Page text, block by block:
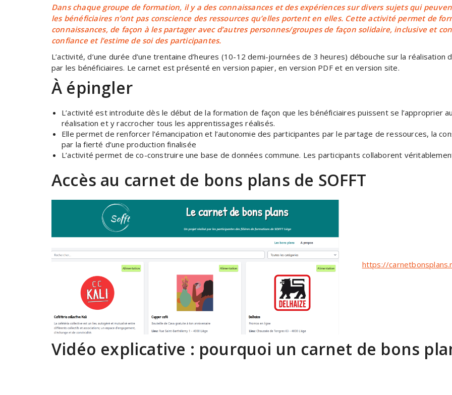
Dans chaque groupe de formation, il y a des connaissances et des expériences sur divers sujets qui
les bénéficiaires n’ont pas conscience des ressources qu’elles portent en elles. Cette activité permet de
connaissances, de façon à les partager avec d’autres personnes/groupes de façon solidaire, inclusive et
confiance et l’estime de soi des participantes.
L’activité, d’une durée d’une trentaine d’heures (10-12 demi-journées de 3 heures) débouche sur la
par les bénéficiaires. Le carnet est présenté en version papier, en version PDF et en version site.
À épingler
L’activité est introduite dès le début de la formation de façon que les bénéficiaires puissent se l’approprier
réalisation et y raccrocher tous les apprentissages réalisés.
Elle permet de renforcer l’émancipation et l’autonomie des participantes par le partage de ressources, la
par la fierté d’une production finalisée
L’activité permet de co-construire une base de données commune. Les participants collaborent
Accès au carnet de bons plans de SOFFT
https://
Vidéo explicative : pourquoi un carnet de bons